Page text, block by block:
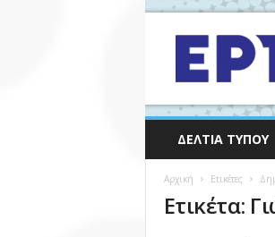
ΔΕΛΤΊΑ ΤΎΠΟΥ
Αρχική Ετικέτες
Ετικέτα: